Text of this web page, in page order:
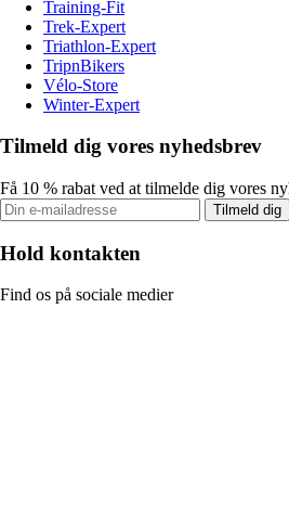
Training-Fit
Trek-Expert
Triathlon-Expert
TripnBikers
Vélo-Store
Winter-Expert
Tilmeld dig vores nyhedsbrev
Få 10 % rabat ved at tilmelde dig vores
Tilmeld dig
Hold kontakten
Find os på sociale medier